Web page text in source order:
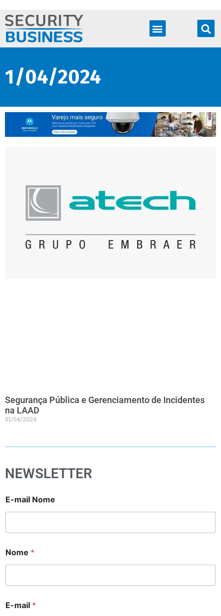
1/04/2024
Segurança Pública e Gerenciamento de Incidentes
na LAAD
01/04/2024
NEWSLETTER
E-mail Nome
Nome *
E-mail *